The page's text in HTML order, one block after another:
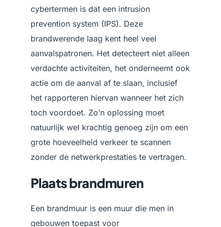
cybertermen is dat een intrusion
prevention system (IPS). Deze
brandwerende laag kent heel veel
aanvalspatronen. Het detecteert niet alleen
verdachte activiteiten, het onderneemt ook
actie om de aanval af te slaan, inclusief
het rapporteren hiervan wanneer het zich
toch voordoet. Zo’n oplossing moet
natuurlijk wel krachtig genoeg zijn om een
grote hoeveelheid verkeer te scannen
zonder de netwerkprestaties te vertragen.
Plaats brandmuren
Een brandmuur is een muur die men in
gebouwen toepast voor